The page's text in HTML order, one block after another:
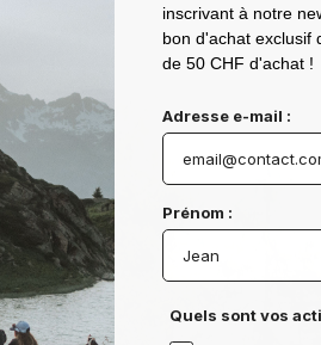
inscrivant à notre
bon d'achat exclusif
de 50 CHF d'achat !
Adresse e-mail :
Prénom :
Quels sont vos